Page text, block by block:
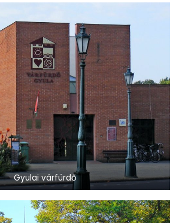
Gyulai várfürdő